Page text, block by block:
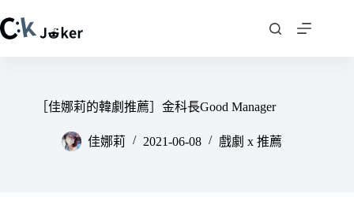
至
［佳娜莉的韓劇推薦］金科長Good Manager
佳娜莉 2021-06-08 戲劇 x 推薦